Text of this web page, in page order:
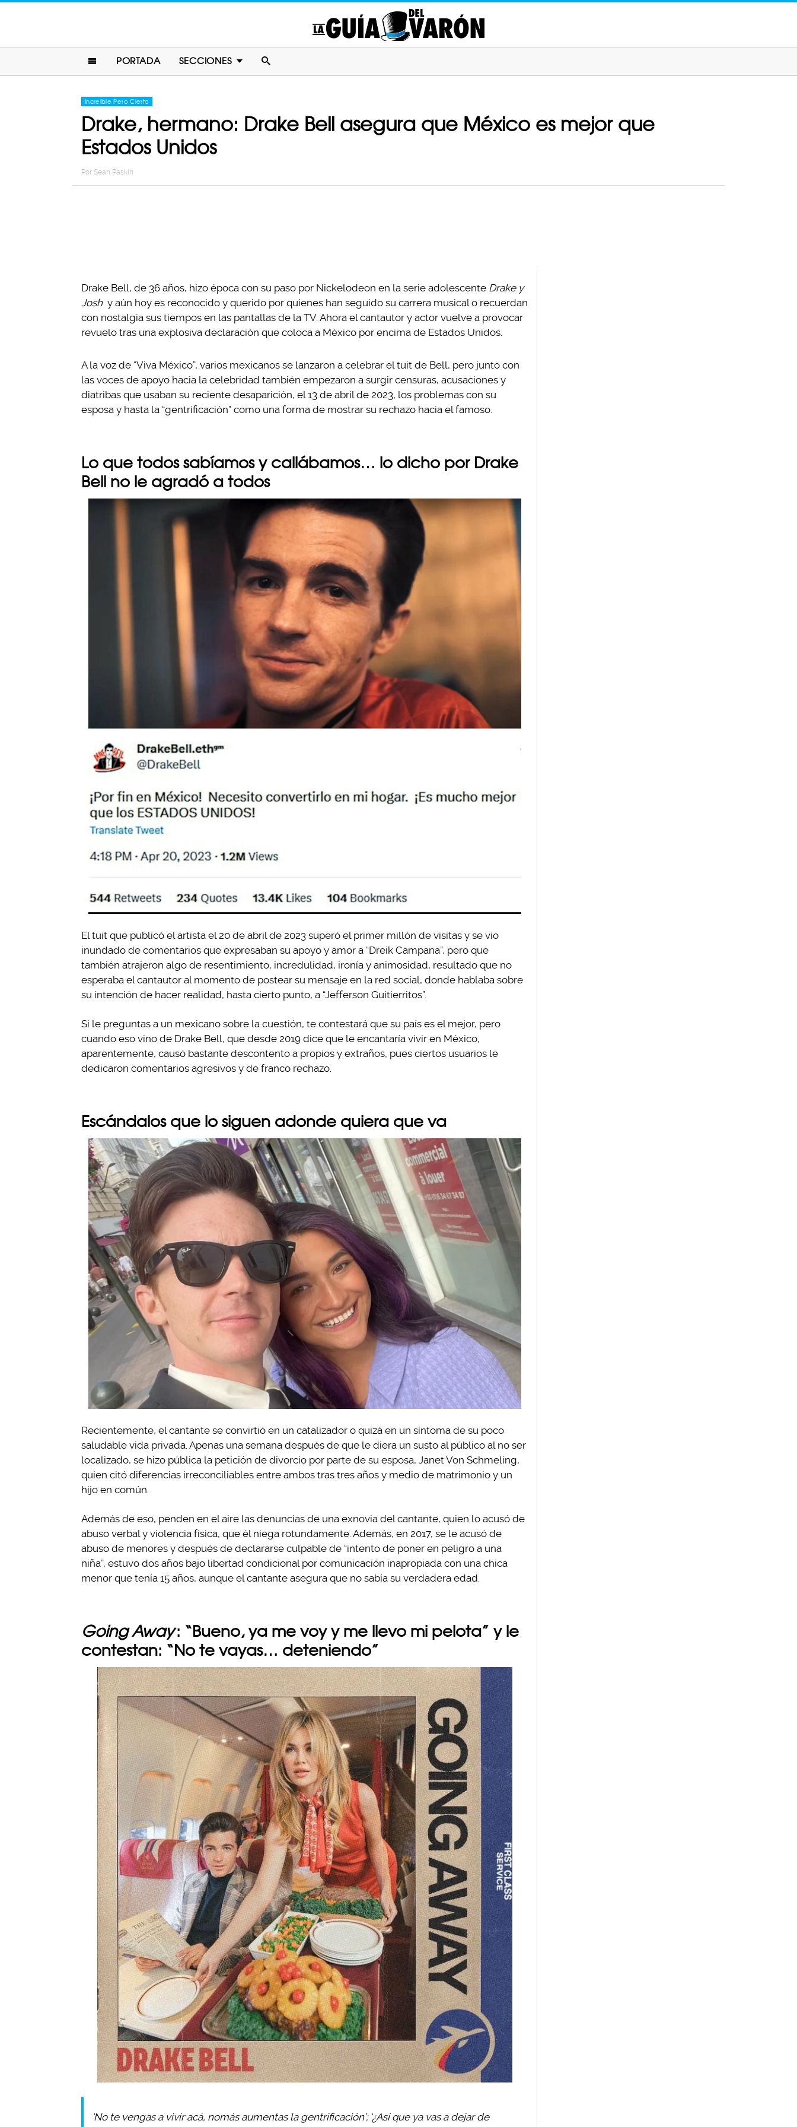
PORTADA SECCIONES
Increíble Pero Cierto
Drake, hermano: Drake Bell asegura que México es mejor que
Estados Unidos
Por Sean Paskin
Drake Bell, de 36 años, hizo época con su paso por Nickelodeon en la serie adolescente Drake y
Josh y aún hoy es reconocido y querido por quienes han seguido su carrera musical o recuerdan
con nostalgia sus tiempos en las pantallas de la TV. Ahora el cantautor y actor vuelve a provocar
revuelo tras una explosiva declaración que coloca a México por encima de Estados Unidos.
A la voz de “Viva México”, varios mexicanos se lanzaron a celebrar el tuit de Bell, pero junto con
las voces de apoyo hacia la celebridad también empezaron a surgir censuras, acusaciones y
diatribas que usaban su reciente desaparición, el 13 de abril de 2023, los problemas con su
esposa y hasta la “gentrificación” como una forma de mostrar su rechazo hacia el famoso.
Lo que todos sabíamos y callábamos… lo dicho por Drake
Bell no le agradó a todos
El tuit que publicó el artista el 20 de abril de 2023 superó el primer millón de visitas y se vio
inundado de comentarios que expresaban su apoyo y amor a “Dreik Campana”, pero que
también atrajeron algo de resentimiento, incredulidad, ironía y animosidad, resultado que no
esperaba el cantautor al momento de postear su mensaje en la red social, donde hablaba sobre
su intención de hacer realidad, hasta cierto punto, a “Jefferson Guitierritos”.
Si le preguntas a un mexicano sobre la cuestión, te contestará que su país es el mejor, pero
cuando eso vino de Drake Bell, que desde 2019 dice que le encantaría vivir en México,
aparentemente, causó bastante descontento a propios y extraños, pues ciertos usuarios le
dedicaron comentarios agresivos y de franco rechazo.
Escándalos que lo siguen adonde quiera que va
Recientemente, el cantante se convirtió en un catalizador o quizá en un síntoma de su poco
saludable vida privada. Apenas una semana después de que le diera un susto al público al no ser
localizado, se hizo pública la petición de divorcio por parte de su esposa, Janet Von Schmeling,
quien citó diferencias irreconciliables entre ambos tras tres años y medio de matrimonio y un
hijo en común.
Además de eso, penden en el aire las denuncias de una exnovia del cantante, quien lo acusó de
abuso verbal y violencia física, que él niega rotundamente. Además, en 2017, se le acusó de
abuso de menores y después de declararse culpable de “intento de poner en peligro a una
niña”, estuvo dos años bajo libertad condicional por comunicación inapropiada con una chica
menor que tenía 15 años, aunque el cantante asegura que no sabía su verdadera edad.
Going Away: “Bueno, ya me voy y me llevo mi pelota” y le
contestan: “No te vayas… deteniendo”
‘No te vengas a vivir acá, nomás aumentas la gentrificación’; ‘¿Así que ya vas a dejar de